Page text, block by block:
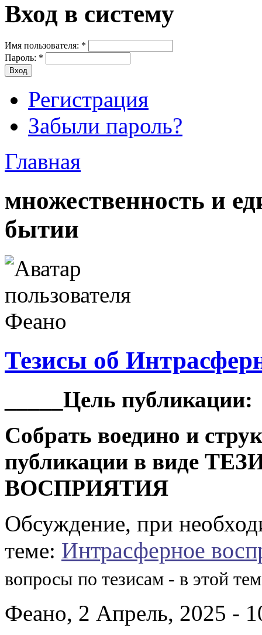
Вход в систему
Имя пользователя: *
Пароль: *
Регистрация
Забыли пароль?
Главная
множественность и
бытии
Тезисы об
_____Цель публикации:
Собрать воедино и
публикации в виде
ВОСПРИЯТИЯ
Обсуждение, при
теме: Интрасферное
вопросы по тезисам - в этой
Феано, 2 Апрель, 2025 -